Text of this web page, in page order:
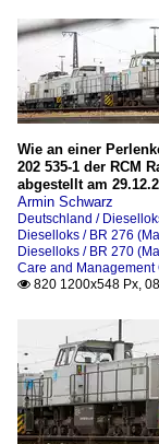
Wie an einer
202 535-1 der RCM
abgestellt am
Armin Schwarz
Deutschland /
Dieselloks / BR 276
Dieselloks / BR 270
Care and Management
 820 1200x548 Px,